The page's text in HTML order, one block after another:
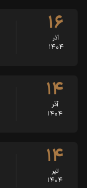
۱۶
آذر
۱۴۰۴
۱۴
آذر
۱۴۰۴
۱۴
تیر
۱۴۰۴